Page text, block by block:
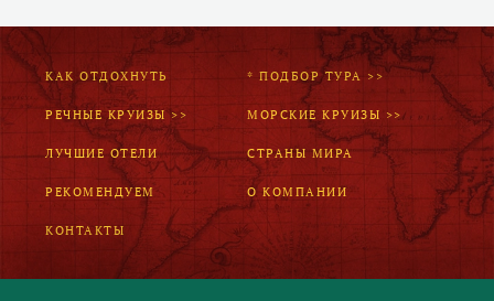
КАК ОТДОХНУТЬ * ПОДБОР ТУРА >>
РЕЧНЫЕ КРУИЗЫ >> МОРСКИЕ КРУИЗЫ >>
ЛУЧШИЕ ОТЕЛИ СТРАНЫ МИРА
РЕКОМЕНДУЕМ О КОМПАНИИ
КОНТАКТЫ